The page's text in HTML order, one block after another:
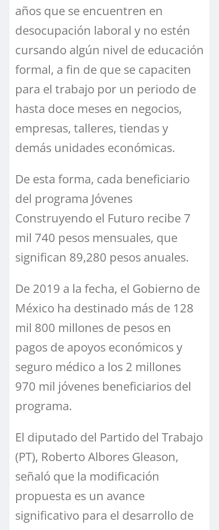
años que se encuentren en
desocupación laboral y no estén
cursando algún nivel de educación
formal, a fin de que se capaciten
para el trabajo por un periodo de
hasta doce meses en negocios,
empresas, talleres, tiendas y
demás unidades económicas.
De esta forma, cada beneficiario
del programa Jóvenes
Construyendo el Futuro recibe 7
mil 740 pesos mensuales, que
significan 89,280 pesos anuales.
De 2019 a la fecha, el Gobierno de
México ha destinado más de 128
mil 800 millones de pesos en
pagos de apoyos económicos y
seguro médico a los 2 millones
970 mil jóvenes beneficiarios del
programa.
El diputado del Partido del Trabajo
(PT), Roberto Albores Gleason,
señaló que la modificación
propuesta es un avance
significativo para el desarrollo de